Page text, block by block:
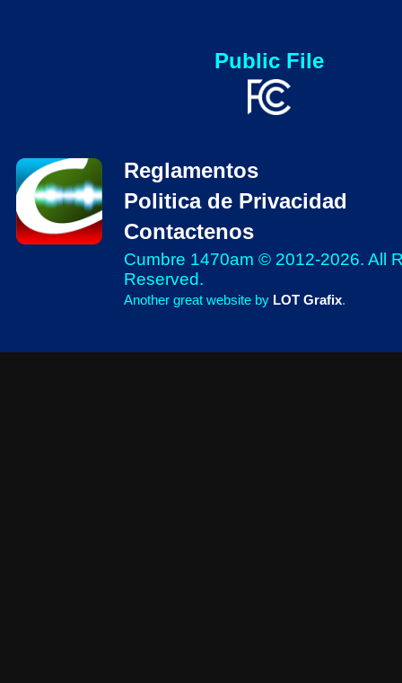
Public File
Reglamentos
Politica de Privacidad
Contactenos
Cumbre 1470am © 2012-2026. All
Reserved.
Another great website by LOT Grafix.